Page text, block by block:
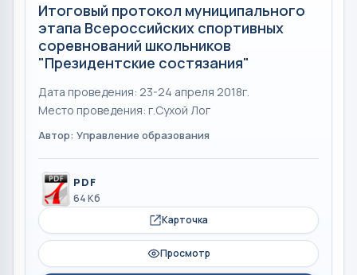
Итоговый протокол муниципального
этапа Всероссийских спортивных
соревнований школьников
"Президентские состязания"
Дата проведения: 23-24 апреля 2018г.
Место проведения: г.Сухой Лог
Автор: Управление образования
PDF
64 Кб
Карточка
Просмотр